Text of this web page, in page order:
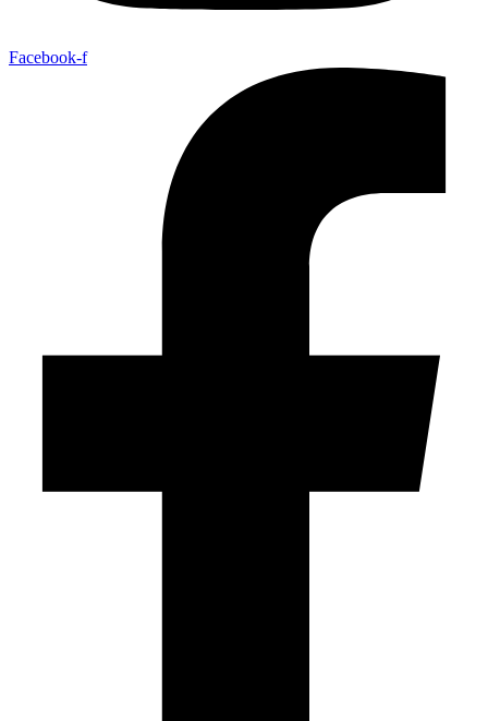
Facebook-f